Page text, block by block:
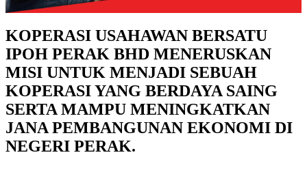
KOPERASI USAHAWAN BERSATU
IPOH PERAK BHD MENERUSKAN
MISI UNTUK MENJADI SEBUAH
KOPERASI YANG BERDAYA SAING
SERTA MAMPU MENINGKATKAN
JANA PEMBANGUNAN EKONOMI DI
NEGERI PERAK.